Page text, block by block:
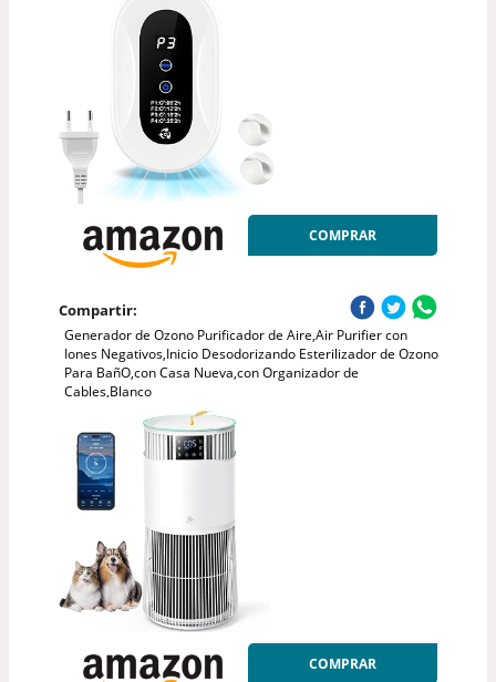
COMPRAR
Compartir:
Generador de Ozono Purificador de Aire,Air Purifier con
Iones Negativos,Inicio Desodorizando Esterilizador de Ozono
Para BañO,con Casa Nueva,con Organizador de
Cables,Blanco
COMPRAR